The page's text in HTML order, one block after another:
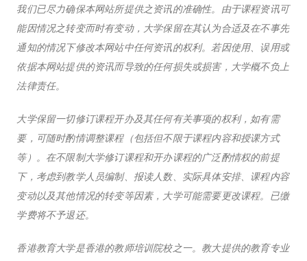
我们已尽力确保本网站所提供之资讯的准确性。由于课程资讯可
能因情况之转变而时有变动，大学保留在其认为合适及在不事先
通知的情况下修改本网站中任何资讯的权利。若因使用、误用或
依据本网站提供的资讯而导致的任何损失或损害，大学概不负上
法律责任。
大学保留一切修订课程开办及其任何有关事项的权利，如有需
要，可随时酌情调整课程（包括但不限于课程内容和授课方式
等）。在不限制大学修订课程和开办课程的广泛酌情权的前提
下，考虑到教学人员编制、报读人数、实际具体安排、课程内容
变动以及其他情况的转变等因素，大学可能需要更改课程。已缴
学费将不予退还。
香港教育大学是香港的教师培训院校之一。教大提供的教育专业